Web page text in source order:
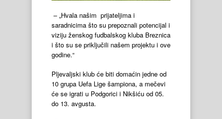
– „Hvala našim prijateljima i
saradnicima što su prepoznali potencijal i
viziju ženskog fudbalskog kluba Breznica
i što su se priključili našem projektu i ove
godine.“
Pljevaljski klub će biti domaćin jedne od
10 grupa Uefa Lige šampiona, a mečevi
će se igrati u Podgorici i Nikšiću od 05.
do 13. avgusta.